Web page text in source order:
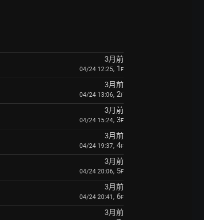
3月前
04/24 12:25, 1 F
3月前
04/24 13:06, 2F
3月前
04/24 15:24, 3F
3月前
04/24 19:37, 4F
3月前
04/24 20:06, 5F
3月前
04/24 20:41 , 6F
3月前